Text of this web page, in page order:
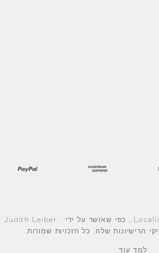
אתר זה מופעל על ידי Localised Inc., כפי שאושר על ידי Judith Leiber .
למד עוד